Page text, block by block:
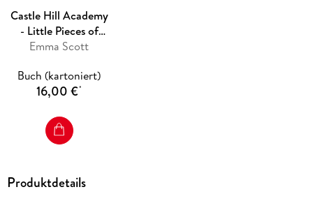
Castle Hill Academy
- Little Pieces of
Light
Emma Scott
Buch (kartoniert)
16,00 €*
Produktdetails